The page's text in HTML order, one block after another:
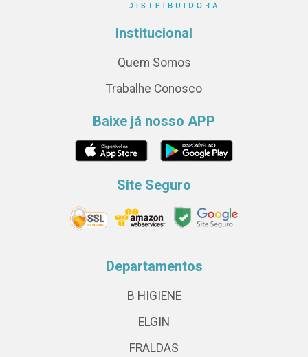
Institucional
Quem Somos
Trabalhe Conosco
Baixe já nosso APP
Site Seguro
Departamentos
B HIGIENE
ELGIN
FRALDAS